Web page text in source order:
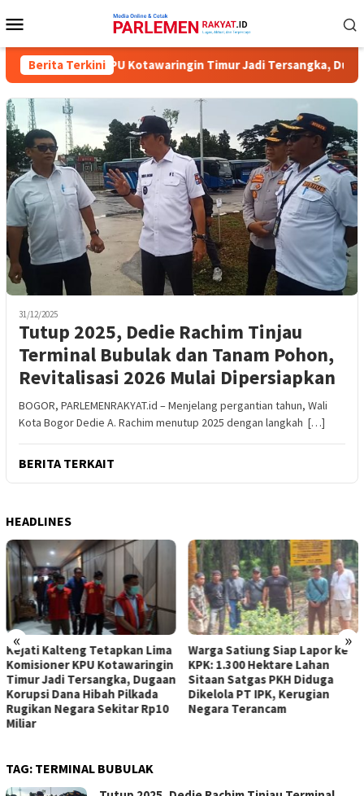
ke
Mobile
Berita Terkini
Komisioner KPU Kotawaringin Timur Jadi Tersangka, Dugaan
31/12/2025
Tutup 2025, Dedie Rachim Tinjau
Terminal Bubulak dan Tanam Pohon,
Revitalisasi 2026 Mulai Dipersiapkan
BOGOR, PARLEMENRAKYAT.id – Menjelang pergantian tahun, Wali
Kota Bogor Dedie A. Rachim menutup 2025 dengan langkah […]
BERITA TERKAIT
HEADLINES
« »
Kejati Kalteng Tetapkan Lima
Komisioner KPU Kotawaringin
Timur Jadi Tersangka, Dugaan
Korupsi Dana Hibah Pilkada
Rugikan Negara Sekitar Rp10
Miliar
Warga Satiung Siap Lapor ke
KPK: 1.300 Hektare Lahan
Sitaan Satgas PKH Diduga
Dikelola PT IPK, Kerugian
Negara Terancam
TAG: TERMINAL BUBULAK